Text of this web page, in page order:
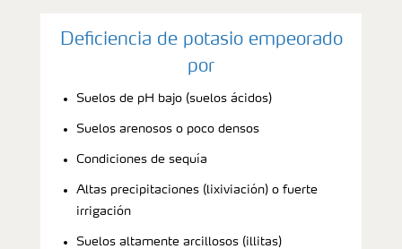
Deficiencia de potasio empeorado
por
Suelos de pH bajo (suelos ácidos)
Suelos arenosos o poco densos
Condiciones de sequía
Altas precipitaciones (lixiviación) o fuerte
irrigación
Suelos altamente arcillosos (illitas)